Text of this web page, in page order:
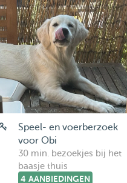
Speel- en voerberzoek
voor Obi
30 min. bezoekjes bij het
baasje thuis
4 AANBIEDINGEN